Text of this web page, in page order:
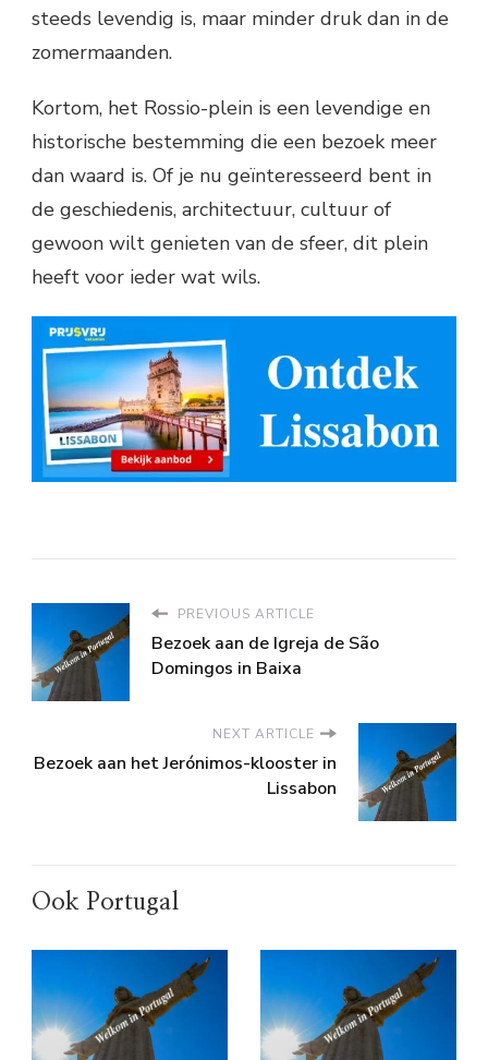
steeds levendig is, maar minder druk dan in de
zomermaanden.
Kortom, het Rossio-plein is een levendige en
historische bestemming die een bezoek meer
dan waard is. Of je nu geïnteresseerd bent in
de geschiedenis, architectuur, cultuur of
gewoon wilt genieten van de sfeer, dit plein
heeft voor ieder wat wils.
PREVIOUS ARTICLE
Bezoek aan de Igreja de São
Domingos in Baixa
NEXT ARTICLE
Bezoek aan het Jerónimos-klooster in
Lissabon
Ook Portugal